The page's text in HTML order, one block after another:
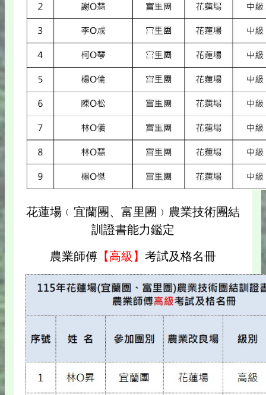
花蓮場﹙宜蘭團、富里團﹚農業技術團結
訓證書能力鑑定
農業師傅 【高級】 考試及格名冊